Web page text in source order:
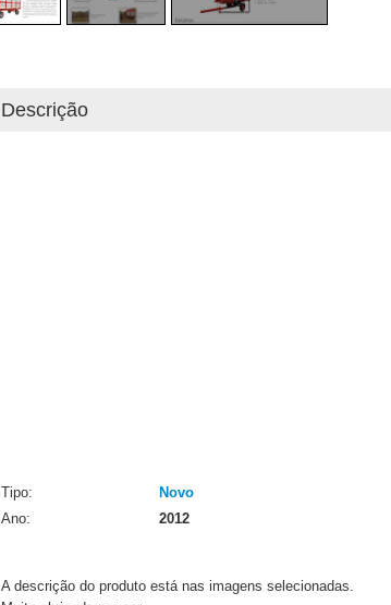
Descrição
Tipo:
Novo
Ano:
2012
A descrição do produto está nas imagens selecionadas.